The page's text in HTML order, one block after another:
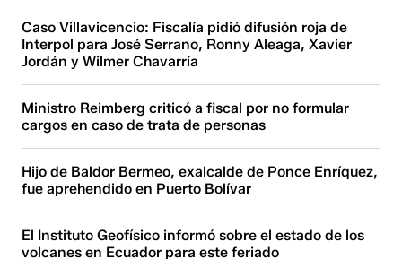
Caso Villavicencio: Fiscalía pidió difusión roja de
Interpol para José Serrano, Ronny Aleaga, Xavier
Jordán y Wilmer Chavarría
Ministro Reimberg criticó a fiscal por no formular
cargos en caso de trata de personas
Hijo de Baldor Bermeo, exalcalde de Ponce Enríquez,
fue aprehendido en Puerto Bolívar
El Instituto Geofísico informó sobre el estado de los
volcanes en Ecuador para este feriado